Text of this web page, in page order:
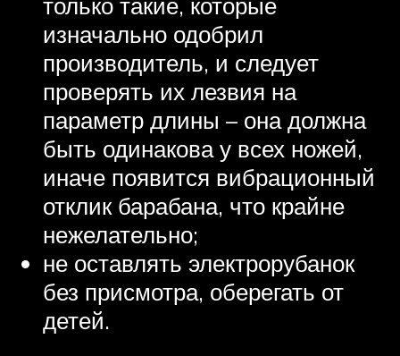
изначально одобрил
производитель, и следует
проверять их лезвия на
параметр длины – она должна
быть одинакова у всех ножей,
иначе появится вибрационный
отклик барабана, что крайне
нежелательно;
не оставлять электрорубанок
без присмотра, оберегать от
детей.